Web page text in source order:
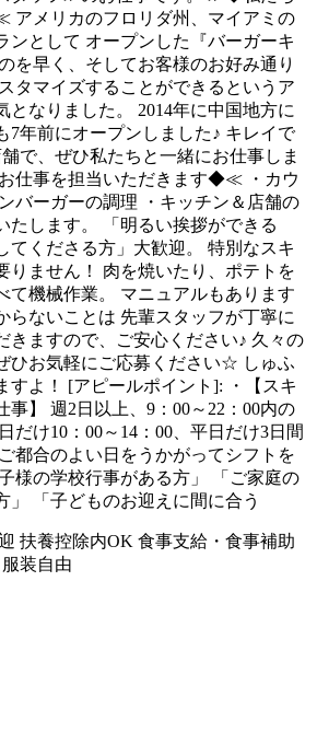
メリカのフロリダ州、マイアミの
ンとして オープンした『バーガーキ
を早く、そしてお客様のお好み通り
タマイズすることができるというア
となりました。 2014年に中国地方に
7年前にオープンしました♪ キレイで
で、ぜひ私たちと一緒にお仕事しま
仕事を担当いただきます◆≪ ・カウ
バーガーの調理 ・キッチン＆店舗の
します。 「明るい挨拶ができる
てくださる方」大歓迎。 特別なスキ
りません！ 肉を焼いたり、ポテトを
て機械作業。 マニュアルもあります
らないことは 先輩スタッフが丁寧に
きますので、ご安心ください♪ 久々の
ひお気軽にご応募ください☆ しゅふ
すよ！ [アピールポイント]: ・【スキ
事】 週2日以上、9：00～22：00内の
だけ10：00～14：00、平日だけ3日間
都合のよい日をうかがってシフトを
様の学校行事がある方」 「ご家庭の
」 「子どものお迎えに間に合う
扶養控除内OK 食事支給・食事補助
服装自由